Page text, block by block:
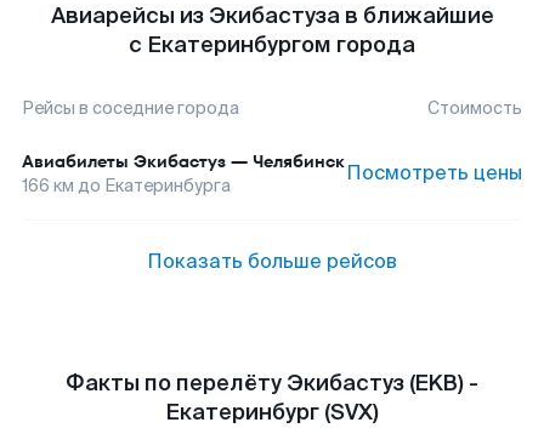
Авиарейсы из Экибастуза в ближайшие
с Екатеринбургом города
Рейсы в соседние города Стоимость
Авиабилеты Экибастуз — Челябинск
166 км до Екатеринбурга Посмотреть цены
Показать больше рейсов
Факты по перелёту Экибастуз (EKB) -
Екатеринбург (SVX)